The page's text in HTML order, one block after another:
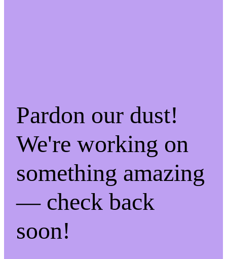
Pardon our dust!
We're working on
something amazing
— check back
soon!